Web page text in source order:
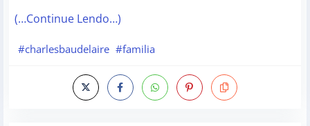
(…Continue Lendo…)
#charlesbaudelaire #familia